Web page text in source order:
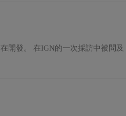
開發。 在IGN的一次採訪中被問及